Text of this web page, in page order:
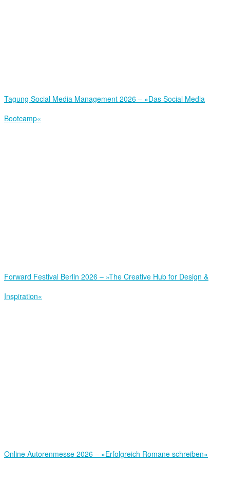
Tagung Social Media Management 2026 – »Das Social Media
Bootcamp«
Forward Festival Berlin 2026 – »The Creative Hub for Design &
Inspiration«
Online Autorenmesse 2026 – »Erfolgreich Romane schreiben«